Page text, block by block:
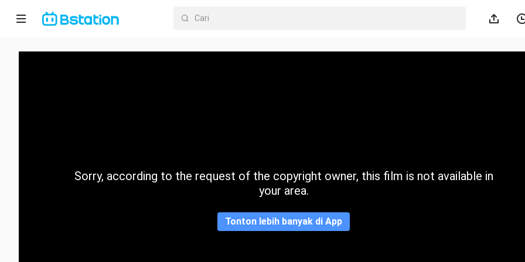
Halaman
KategoriSorry, according to the request of the copyright owner, this film is not available in
your area.
Tonton lebih banyak di App